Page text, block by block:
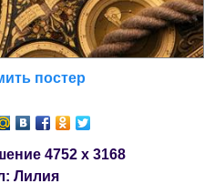
постер
4752 x 3168
Лилия